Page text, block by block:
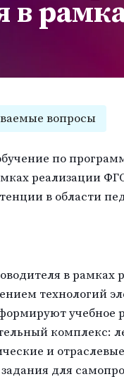
в
вопросы
по
реализации
в области
в рамках
технологий
учебное
комплекс:
и
для